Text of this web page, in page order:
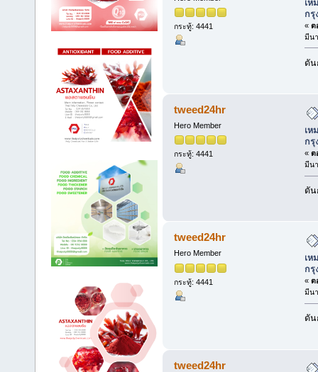
กระทู้: 4441
เห
กรุ
« ต
มีน
ดัน
tweed24hr
Hero Member
กระทู้: 4441
เห
กรุ
« ต
มีน
ดัน
tweed24hr
Hero Member
กระทู้: 4441
เห
กรุ
« ต
มีน
ดัน
tweed24hr